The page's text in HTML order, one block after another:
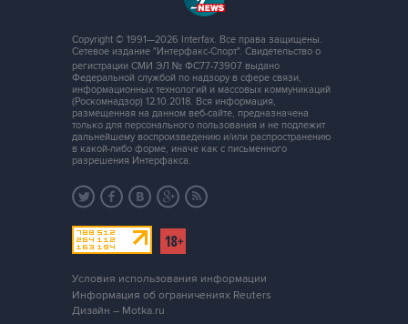
Copyright © 1991—2026 Interfax. Все права защищены.
Сетевое издание "Интерфакс-Спорт". Свидетельство о
регистрации СМИ ЭЛ № ФС77-73907 выдано
Федеральной службой по надзору в сфере связи,
информационных технологий и массовых коммуникаций
(Роскомнадзор) 12.10.2018. Вся информация,
размещенная на данном веб-сайте, предназначена
только для персонального пользования и не подлежит
дальнейшему воспроизведению и/или распространению
в какой-либо форме, иначе как с письменного
разрешения Интерфакса.
Условия использования информации
Информация об ограничениях Reuters
Дизайн – Motka.ru